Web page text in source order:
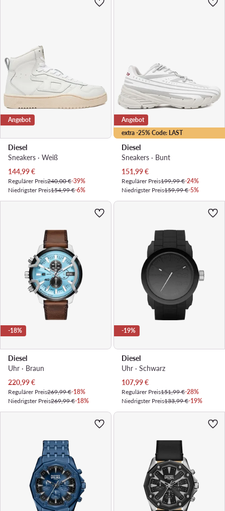
Angebot
Diesel
Sneakers · Weiß
Aktueller Preis
144,99€
Regulärer Preis240,00 €-39%
Niedrigster Preis154,99 €-6%
extra -25% Code: LAST
Angebot
Diesel
Sneakers · Bunt
Aktueller Preis
151,99€
Regulärer Preis199,99 €-24%
Niedrigster Preis159,99 €-5%
-18%
Diesel
Uhr · Braun
Aktueller Preis
220,99€
Regulärer Preis269,99 €-18%
Niedrigster Preis269,99 €-18%
-19%
Diesel
Uhr · Schwarz
Aktueller Preis
107,99€
Regulärer Preis151,99 €-28%
Niedrigster Preis133,99 €-19%